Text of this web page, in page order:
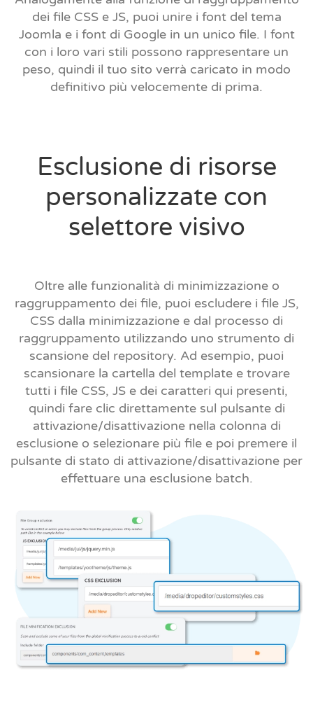
dei file CSS e JS, puoi unire i font del tema
Joomla e i font di Google in un unico file. I font
con i loro vari stili possono rappresentare un
peso, quindi il tuo sito verrà caricato in modo
definitivo più velocemente di prima.
Esclusione di risorse
personalizzate con
selettore visivo
Oltre alle funzionalità di minimizzazione o
raggruppamento dei file, puoi escludere i file JS,
CSS dalla minimizzazione e dal processo di
raggruppamento utilizzando uno strumento di
scansione del repository. Ad esempio, puoi
scansionare la cartella del template e trovare
tutti i file CSS, JS e dei caratteri qui presenti,
quindi fare clic direttamente sul pulsante di
attivazione/disattivazione nella colonna di
esclusione o selezionare più file e poi premere il
pulsante di stato di attivazione/disattivazione per
effettuare una esclusione batch.